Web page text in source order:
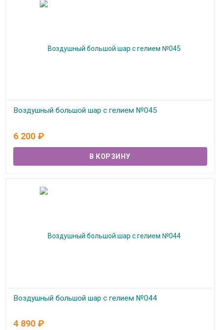
Воздушный большой шар с гелием №045
6 200 ₽
Воздушный большой шар с гелием №044
4 890 ₽